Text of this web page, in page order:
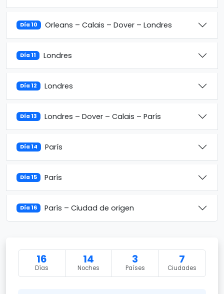
Día 10 Orleans – Calais – Dover – Londres
Día 11 Londres
Día 12 Londres
Día 13 Londres – Dover – Calais – París
Día 14 París
Día 15 París
Día 16 París – Ciudad de origen
16
Días
14
Noches
3
Países
7
Ciudades